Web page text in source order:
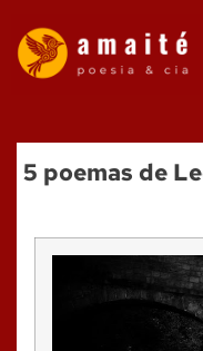
5 poemas de